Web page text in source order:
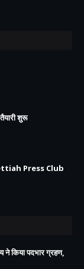
शुरू
Press Club
ने किया पदभार ग्रहण,